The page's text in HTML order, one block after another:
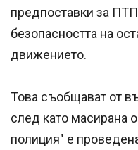
предпоставки за
безопасността на
движението.
Това съобщават от
след като масирана
полиция" е